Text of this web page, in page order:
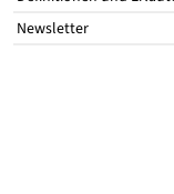
Newsletter